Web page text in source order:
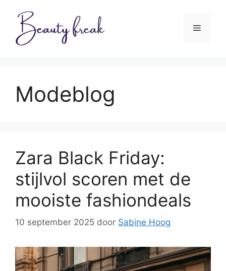
naar
inhoud
Menu
Modeblog
Zara Black Friday:
stijlvol scoren met de
mooiste fashiondeals
10 september 2025 door Sabine Hoog